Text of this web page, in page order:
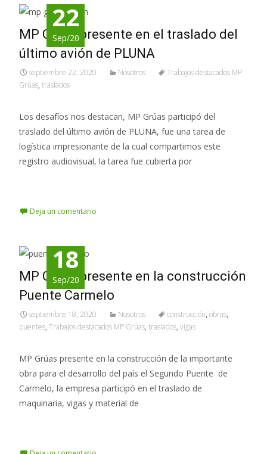
22
Sep/20
MP Grúas presente en el traslado del
último avión de PLUNA
septiembre 22, 2020 Nosotros
Trabajos destacados MP
Grúas, traslados
Los desafíos nos destacan, MP Grúas participó del
traslado del último avión de PLUNA, fue una tarea de
logística impresionante de la cual compartimos este
registro audiovisual, la tarea fue cubierta por
Deja un comentario
18
Sep/20
MP Grúas presente en la construcción
Puente Carmelo
septiembre 18, 2020 Nosotros construcción, obras,
puentes, Trabajos destacados MP Grúas, traslados, vigas
MP Grúas presente en la construcción de la importante
obra para el desarrollo del país el Segundo Puente de
Carmelo, la empresa participó en el traslado de
maquinaria, vigas y material de